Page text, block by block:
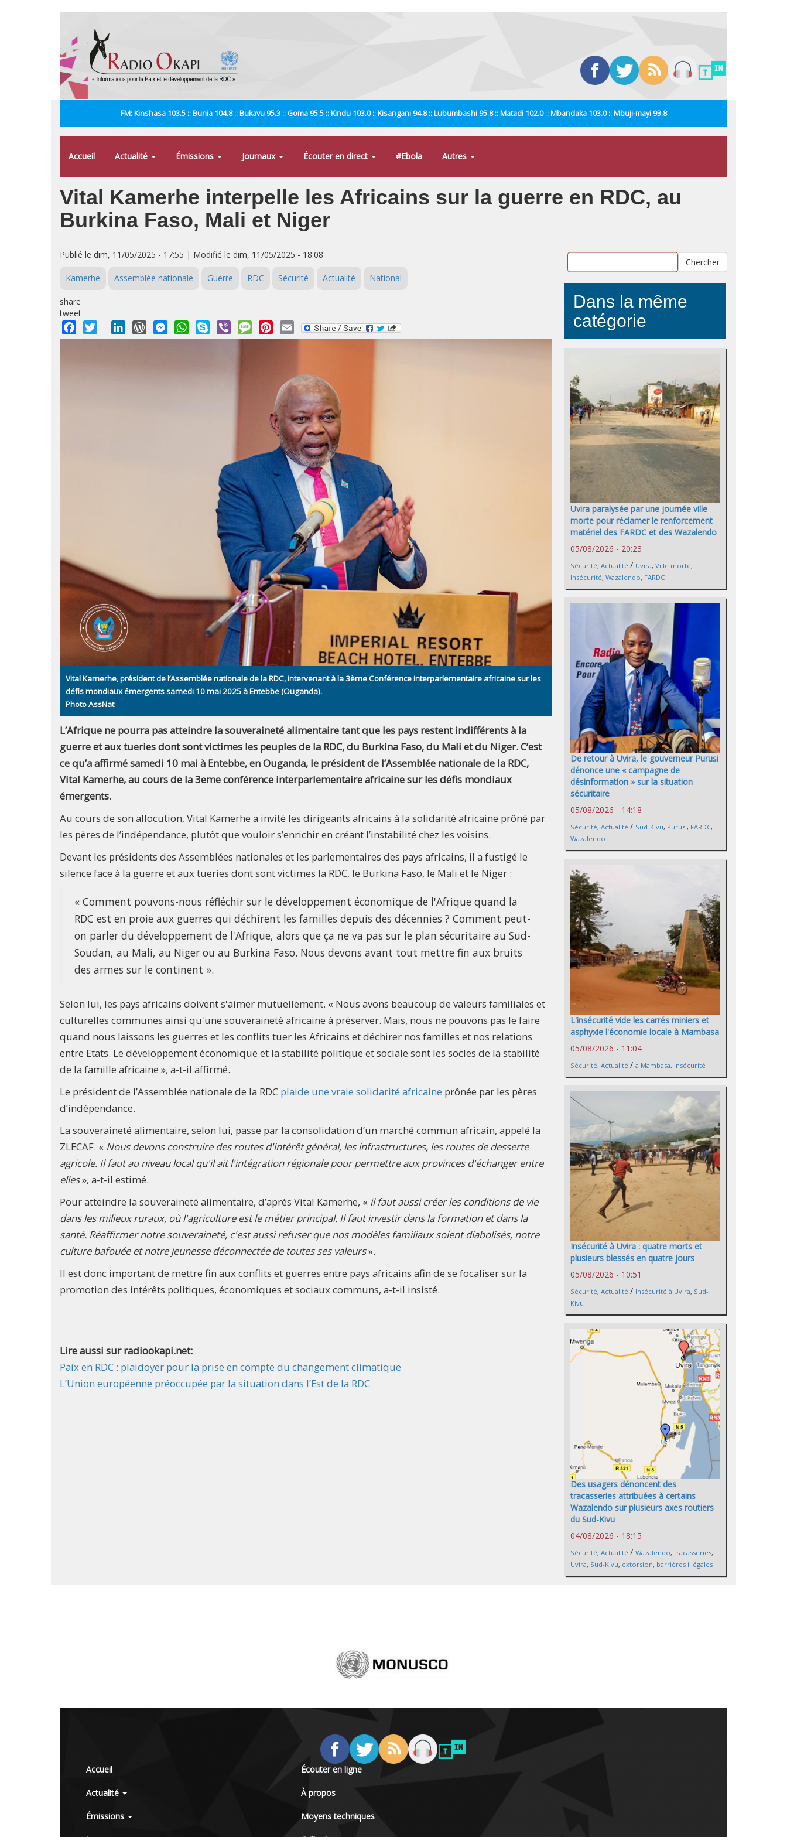
FM: Kinshasa 103.5 :: Bunia 104.8 :: Bukavu 95.3 :: Goma 95.5 :: Kindu 103.0 :: Kisangani 94.8 :: Lubumbashi 95.8 :: Matadi 102.0 :: Mbandaka 103.0 :: Mbuji-mayi 93.8
Accueil Actualité Émissions Journaux Écouter en direct #Ebola Autres
Vital Kamerhe interpelle les Africains sur la guerre en RDC, au
Burkina Faso, Mali et Niger
Publié le dim, 11/05/2025 - 17:55 | Modifié le dim, 11/05/2025 - 18:08
Kamerhe Assemblée nationale Guerre RDC Sécurité Actualité National
share
tweet
Facebook
Twitter LinkedInWordPressMessengerWhatsApp
Skype Viber MessagePinterest
Email
Vital Kamerhe, président de l’Assemblée nationale de la RDC, intervenant à la 3ème Conférence interparlementaire africaine sur les
défis mondiaux émergents samedi 10 mai 2025 à Entebbe (Ouganda).
Photo AssNat
L’Afrique ne pourra pas atteindre la souveraineté alimentaire tant que les pays restent indifférents à la
guerre et aux tueries dont sont victimes les peuples de la RDC, du Burkina Faso, du Mali et du Niger. C’est
ce qu’a affirmé samedi 10 mai à Entebbe, en Ouganda, le président de l’Assemblée nationale de la RDC,
Vital Kamerhe, au cours de la 3eme conférence interparlementaire africaine sur les défis mondiaux
émergents.
Au cours de son allocution, Vital Kamerhe a invité les dirigeants africains à la solidarité africaine prôné par
les pères de l’indépendance, plutôt que vouloir s’enrichir en créant l’instabilité chez les voisins.
Devant les présidents des Assemblées nationales et les parlementaires des pays africains, il a fustigé le
silence face à la guerre et aux tueries dont sont victimes la RDC, le Burkina Faso, le Mali et le Niger :
« Comment pouvons-nous réfléchir sur le développement économique de l'Afrique quand la
RDC est en proie aux guerres qui déchirent les familles depuis des décennies ? Comment peut-
on parler du développement de l'Afrique, alors que ça ne va pas sur le plan sécuritaire au Sud-
Soudan, au Mali, au Niger ou au Burkina Faso. Nous devons avant tout mettre fin aux bruits
des armes sur le continent ».
Selon lui, les pays africains doivent s'aimer mutuellement. « Nous avons beaucoup de valeurs familiales et
culturelles communes ainsi qu'une souveraineté africaine à préserver. Mais, nous ne pouvons pas le faire
quand nous laissons les guerres et les conflits tuer les Africains et déchirer nos familles et nos relations
entre Etats. Le développement économique et la stabilité politique et sociale sont les socles de la stabilité
de la famille africaine », a-t-il affirmé.
Le président de l’Assemblée nationale de la RDC plaide une vraie solidarité africaine prônée par les pères
d’indépendance.
La souveraineté alimentaire, selon lui, passe par la consolidation d’un marché commun africain, appelé la
ZLECAF. « Nous devons construire des routes d'intérêt général, les infrastructures, les routes de desserte
agricole. Il faut au niveau local qu'il ait l'intégration régionale pour permettre aux provinces d'échanger entre
elles», a-t-il estimé.
Pour atteindre la souveraineté alimentaire, d’après Vital Kamerhe, « il faut aussi créer les conditions de vie
dans les milieux ruraux, où l'agriculture est le métier principal. Il faut investir dans la formation et dans la
santé. Réaffirmer notre souveraineté, c'est aussi refuser que nos modèles familiaux soient diabolisés, notre
culture bafouée et notre jeunesse déconnectée de toutes ses valeurs».
Il est donc important de mettre fin aux conflits et guerres entre pays africains afin de se focaliser sur la
promotion des intérêts politiques, économiques et sociaux communs, a-t-il insisté.
Lire aussi sur radiookapi.net:
Paix en RDC : plaidoyer pour la prise en compte du changement climatique
L’Union européenne préoccupée par la situation dans l’Est de la RDC
Chercher
Dans la même
catégorie
Uvira paralysée par une journée ville
morte pour réclamer le renforcement
matériel des FARDC et des Wazalendo
05/08/2026 - 20:23
Sécurité, Actualité / Uvira, Ville morte,
Insécurité, Wazalendo, FARDC
De retour à Uvira, le gouverneur Purusi
dénonce une « campagne de
désinformation » sur la situation
sécuritaire
05/08/2026 - 14:18
Sécurité, Actualité / Sud-Kivu, Purusi, FARDC,
Wazalendo
L'insécurité vide les carrés miniers et
asphyxie l'économie locale à Mambasa
05/08/2026 - 11:04
Sécurité, Actualité / a Mambasa, Insécurité
Insécurité à Uvira : quatre morts et
plusieurs blessés en quatre jours
05/08/2026 - 10:51
Sécurité, Actualité / Insécurité à Uvira, Sud-
Kivu
Des usagers dénoncent des
tracasseries attribuées à certains
Wazalendo sur plusieurs axes routiers
du Sud-Kivu
04/08/2026 - 18:15
Sécurité, Actualité / Wazalendo, tracasseries,
Uvira, Sud-Kivu, extorsion, barrières illégales
Accueil
Actualité
Émissions
Écouter en ligne
À propos
Moyens techniques